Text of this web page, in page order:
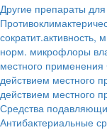
Другие препараты
сократит.активность,
норм. микрофлоры
местного применения
действием местного
действием местного
Средства
Антибактериальные